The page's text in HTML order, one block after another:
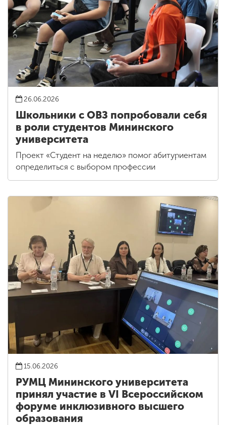
26.06.2026
Школьники с ОВЗ попробовали себя
в роли студентов Мининского
университета
Проект «Студент на неделю» помог абитуриентам
определиться с выбором профессии
15.06.2026
РУМЦ Мининского университета
принял участие в VI Всероссийском
форуме инклюзивного высшего
образования